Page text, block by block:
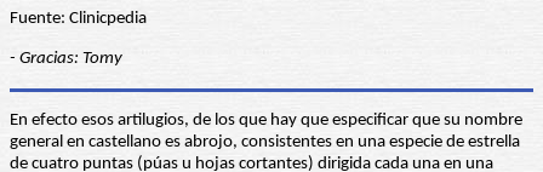
Fuente: Clinicpedia
- Gracias: Tomy
En efecto esos artilugios, de los que hay que especificar que su nombre
general en castellano es abrojo, consistentes en una especie de estrella
de cuatro puntas (púas u hojas cortantes) dirigida cada una en una